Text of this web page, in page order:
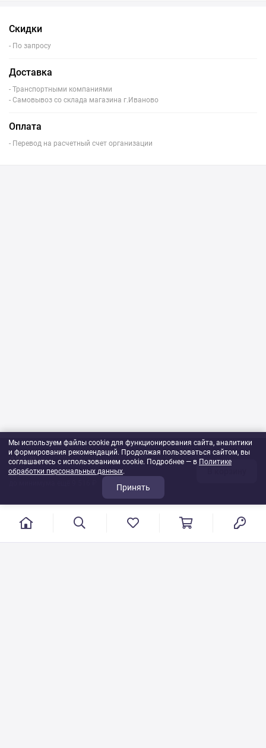
Скидки
- По запросу
Доставка
- Транспортными компаниями
- Самовывоз со склада магазина г.Иваново
Оплата
- Перевод на расчетный счет организации
484 ₽
1шт
Мы используем файлы cookie для функционирования сайта, аналитики
и формирования рекомендаций. Продолжая пользоваться сайтом, вы
соглашаетесь с использованием cookie. Подробнее — в Политике
обработки персональных данных.
Принять